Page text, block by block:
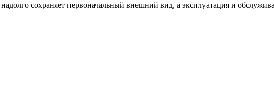
сохраняет первоначальный внешний вид, а эксплуатация и